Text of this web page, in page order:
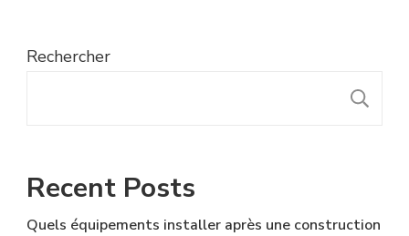
Rechercher
Recent Posts
Quels équipements installer après une construction